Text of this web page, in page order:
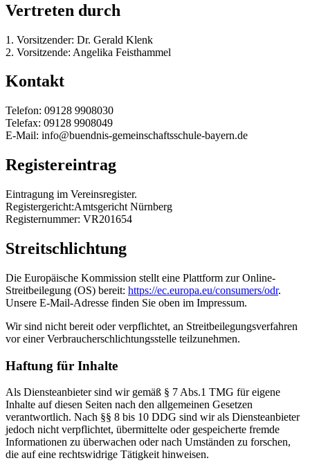
Vertreten durch
1. Vorsitzender: Dr. Gerald Klenk
2. Vorsitzende: Angelika Feisthammel
Kontakt
Telefon: 09128 9908030
Telefax: 09128 9908049
E-Mail: info@buendnis-gemeinschaftsschule-bayern.de
Registereintrag
Eintragung im Vereinsregister.
Registergericht:Amtsgericht Nürnberg
Registernummer: VR201654
Streitschlichtung
Die Europäische Kommission stellt eine Plattform zur Online-
Streitbeilegung (OS) bereit: https://ec.europa.eu/consumers/odr.
Unsere E-Mail-Adresse finden Sie oben im Impressum.
Wir sind nicht bereit oder verpflichtet, an Streitbeilegungsverfahren
vor einer Verbraucherschlichtungsstelle teilzunehmen.
Haftung für Inhalte
Als Diensteanbieter sind wir gemäß § 7 Abs.1 TMG für eigene
Inhalte auf diesen Seiten nach den allgemeinen Gesetzen
verantwortlich. Nach §§ 8 bis 10 DDG sind wir als Diensteanbieter
jedoch nicht verpflichtet, übermittelte oder gespeicherte fremde
Informationen zu überwachen oder nach Umständen zu forschen,
die auf eine rechtswidrige Tätigkeit hinweisen.